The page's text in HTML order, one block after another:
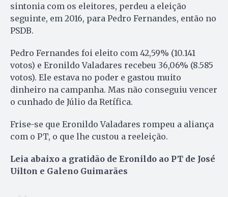
sintonia com os eleitores, perdeu a eleição
seguinte, em 2016, para Pedro Fernandes, então no
PSDB.
Pedro Fernandes foi eleito com 42,59% (10.141
votos) e Eronildo Valadares recebeu 36,06% (8.585
votos). Ele estava no poder e gastou muito
dinheiro na campanha. Mas não conseguiu vencer
o cunhado de Júlio da Retífica.
Frise-se que Eronildo Valadares rompeu a aliança
com o PT, o que lhe custou a reeleição.
Leia abaixo a gratidão de Eronildo ao PT de José
Uilton e Galeno Guimarães